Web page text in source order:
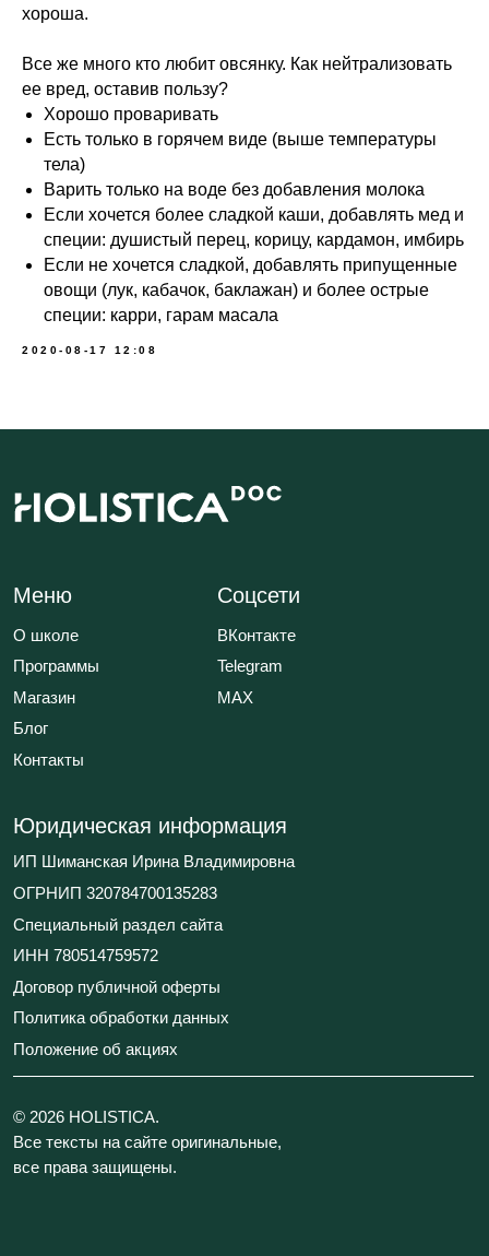
хороша.
Все же много кто любит овсянку. Как нейтрализовать
ее вред, оставив пользу?
Хорошо проваривать
Есть только в горячем виде (выше температуры
тела)
Варить только на воде без добавления молока
Если хочется более сладкой каши, добавлять мед и
специи: душистый перец, корицу, кардамон, имбирь
Если не хочется сладкой, добавлять припущенные
овощи (лук, кабачок, баклажан) и более острые
специи: карри, гарам масала
2020-08-17 12:08
Все тексты на сайте оригинальные,
все права защищены.
Меню
О школе
Программы
Магазин
Контакты
Юридическая информация
ИП Шиманская Ирина Владимировна
ОГРНИП 320784700135283
Специальный раздел сайта
Соцсети
ВКонтакте
Telegram
MAX